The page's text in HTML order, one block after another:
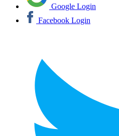
Google Login
Facebook Login